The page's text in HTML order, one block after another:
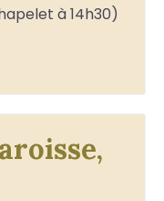
à 14h30)